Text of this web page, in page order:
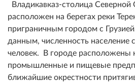
Владикавказ-столица Северной
расположен на берегах реки
приграничным городом с
данным, численность население
человек. В городе расположены
промышленные и пищевые
ближайшие окрестности